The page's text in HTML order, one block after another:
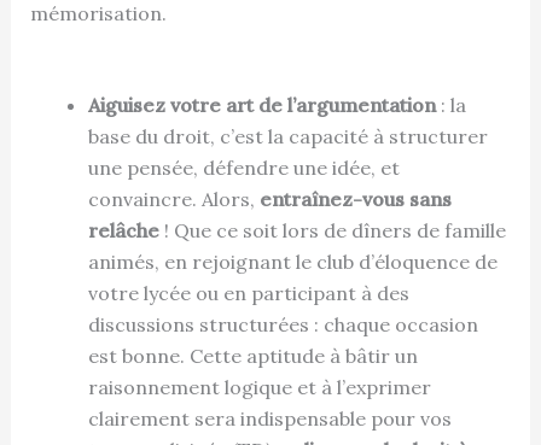
mémorisation.
Aiguisez votre art de l’argumentation: la
base du droit, c’est la capacité à structurer
une pensée, défendre une idée, et
convaincre. Alors, entraînez-vous sans
relâche! Que ce soit lors de dîners de famille
animés, en rejoignant le club d’éloquence de
votre lycée ou en participant à des
discussions structurées : chaque occasion
est bonne. Cette aptitude à bâtir un
raisonnement logique et à l’exprimer
clairement sera indispensable pour vos